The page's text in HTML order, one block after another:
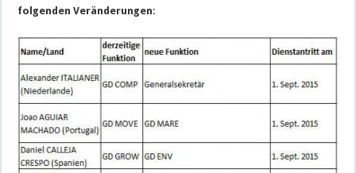
folgenden Veränderungen: